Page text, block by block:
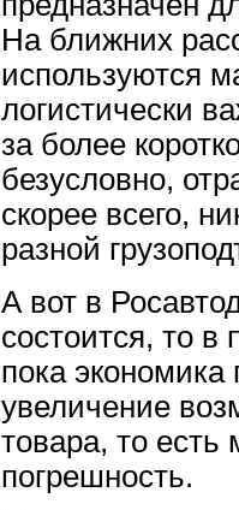
На ближних
используются
логистически
за более
безусловно,
скорее всего,
разной
А вот в
состоится, то в
пока
увеличение
товара, то
погрешность.